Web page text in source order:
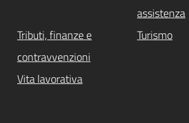
assistenza
Tributi, finanze e
contravvenzioni
Turismo
Vita lavorativa